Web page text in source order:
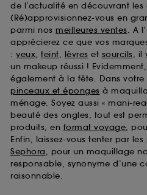
de l’actualité en découvrant les
(Ré)approvisionnez-vous en
parmi nos meilleures ventes. A
apprécierez ce que vos
: yeux, teint, lèvres et sourcils, il
un makeup réussi !
également à la fête. Dans votre
pinceaux et éponges à
ménage. Soyez aussi « mani-
beauté des ongles, tout est
produits, en format voyage,
Enfin, laissez-vous tenter par
Sephora, pour un maquillage
responsable, synonyme d’une
raisonnable.